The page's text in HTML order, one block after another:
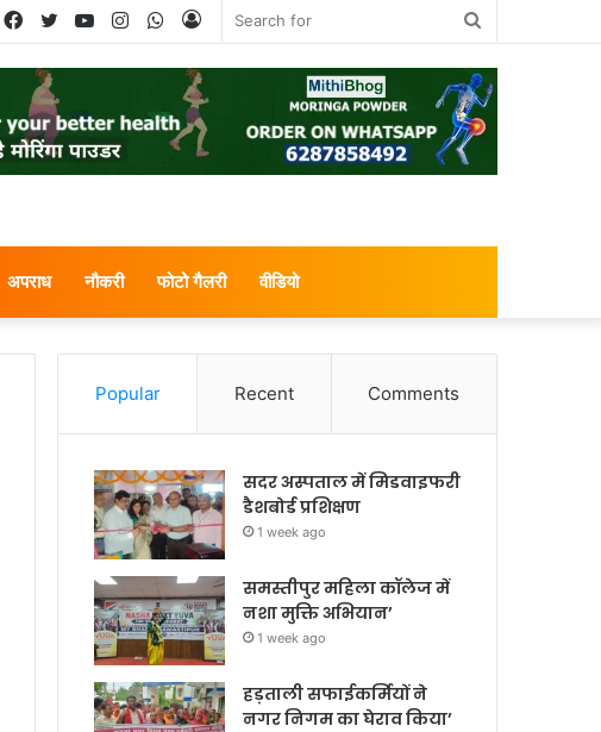
Log
WhatsApp
Instagram
YouTube
Twitter
Facebook
अपराध नौकरी फोटो गैलरी वीडियो
Popular Recent Comments
सदर अस्पताल में मिडवाइफरी
डैशबोर्ड प्रशिक्षण
1 week ago
समस्तीपुर महिला कॉलेज में
नशा मुक्ति अभियान’
1 week ago
हड़ताली सफाईकर्मियों ने
नगर निगम का घेराव किया’